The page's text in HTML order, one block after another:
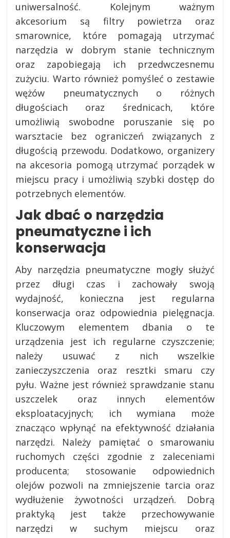
uniwersalność. Kolejnym ważnym
akcesorium są filtry powietrza oraz
smarownice, które pomagają utrzymać
narzędzia w dobrym stanie technicznym
oraz zapobiegają ich przedwczesnemu
zużyciu. Warto również pomyśleć o zestawie
wężów pneumatycznych o różnych
długościach oraz średnicach, które
umożliwią swobodne poruszanie się po
warsztacie bez ograniczeń związanych z
długością przewodu. Dodatkowo, organizery
na akcesoria pomogą utrzymać porządek w
miejscu pracy i umożliwią szybki dostęp do
potrzebnych elementów.
Jak dbać o narzędzia
pneumatyczne i ich
konserwacja
Aby narzędzia pneumatyczne mogły służyć
przez długi czas i zachowały swoją
wydajność, konieczna jest regularna
konserwacja oraz odpowiednia pielęgnacja.
Kluczowym elementem dbania o te
urządzenia jest ich regularne czyszczenie;
należy usuwać z nich wszelkie
zanieczyszczenia oraz resztki smaru czy
pyłu. Ważne jest również sprawdzanie stanu
uszczelek oraz innych elementów
eksploatacyjnych; ich wymiana może
znacząco wpłynąć na efektywność działania
narzędzi. Należy pamiętać o smarowaniu
ruchomych części zgodnie z zaleceniami
producenta; stosowanie odpowiednich
olejów pozwoli na zmniejszenie tarcia oraz
wydłużenie żywotności urządzeń. Dobrą
praktyką jest także przechowywanie
narzędzi w suchym miejscu oraz